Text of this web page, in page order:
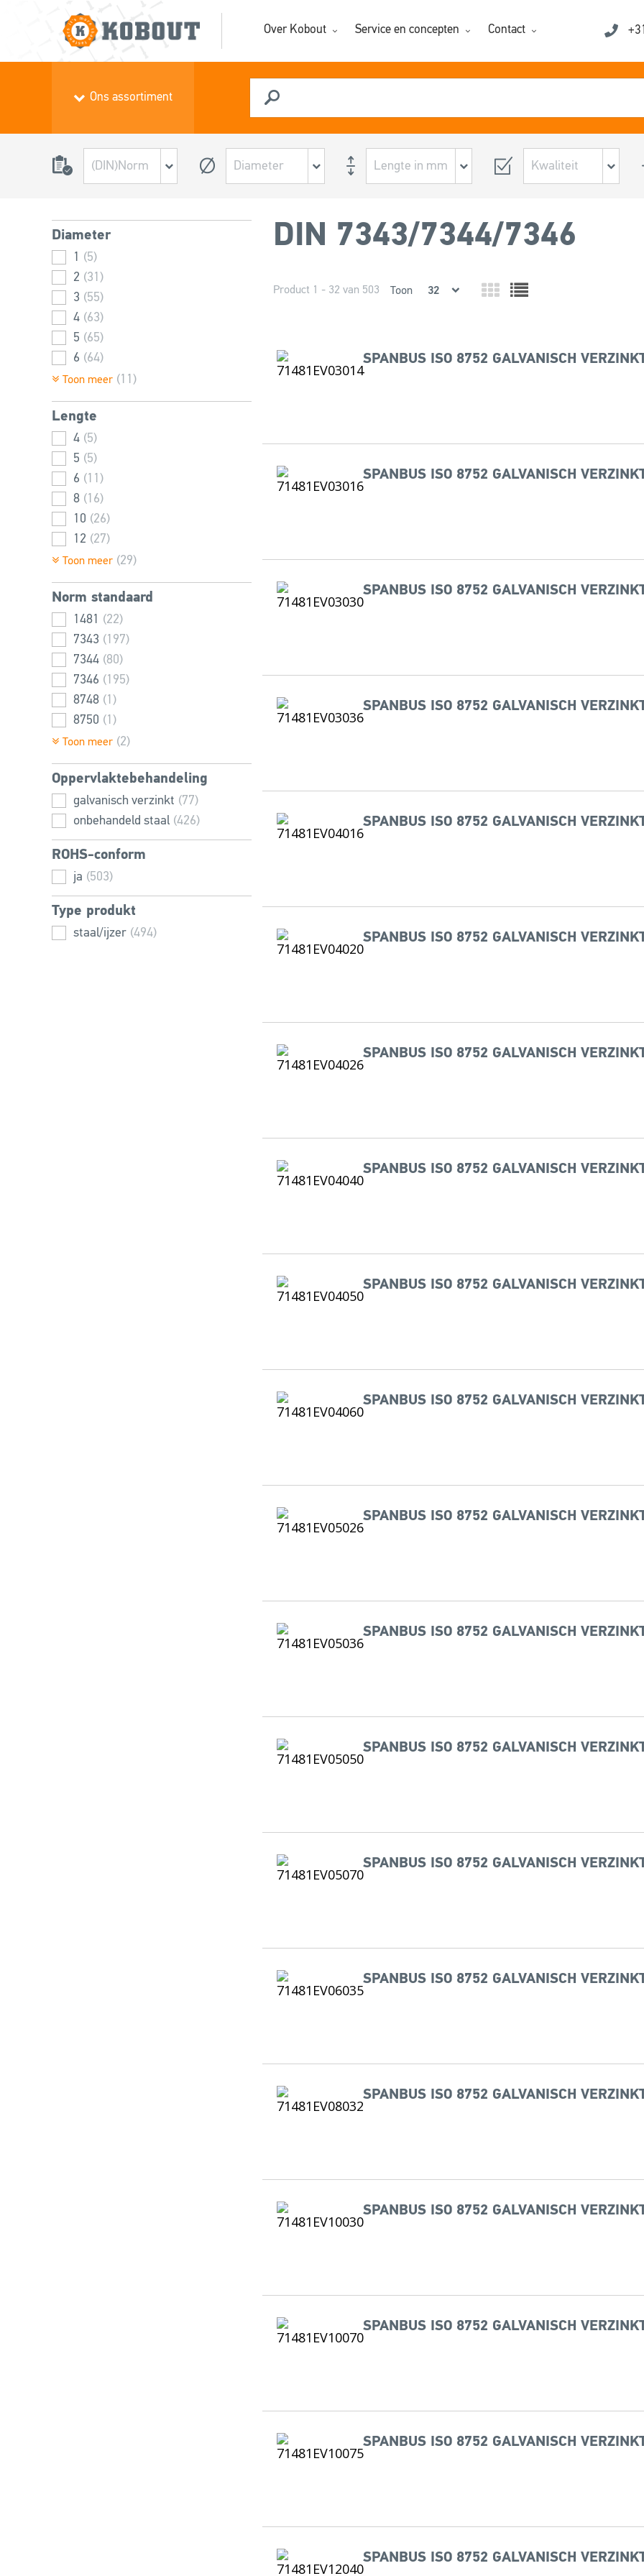
Over Kobout Service en concepten Contact
Ons assortiment
Diameter
1
(5)
2 (31)
3 (55)
4 (63)
5 (65)
6 (64)
8 (45)
10 (40)
12 (34)
13 (15)
14 (5)
16
(31)
2,5 (27)
1,5
(15)
21 (5)
25 (3)
Toon meer (11)
Lengte
4 (5)
5 (5)
6 (11)
8 (16)
10 (26)
12 (27)
14 (23)
16 (31)
18 (18)
20 (30)
22 (18)
24 (28)
26 (19)
28 (19)
30 (30)
32 (20)
35 (12)
36 (12)
40 (25)
45 (12)
50 (25)
55
(4)
60
(18)
(1)
Toon meer (29)
Norm standaard
1481
(22)
7343 (197)
7344 (80)
7346 (195)
8748 (1)
8750 (1)
13337 (7)
Toon meer (2)
Oppervlaktebehandeling
galvanisch verzinkt (77)
onbehandeld staal (426)
ROHS-conform
ja (503)
Type produkt
staal/ijzer (494)
DIN 7343/7344/7346
Product 1 - 32 van 503 Toon
SPANBUS ISO 8752 GALVANISCH
SPANBUS ISO 8752 GALVANISCH
SPANBUS ISO 8752 GALVANISCH
SPANBUS ISO 8752 GALVANISCH
SPANBUS ISO 8752 GALVANISCH
SPANBUS ISO 8752 GALVANISCH
SPANBUS ISO 8752 GALVANISCH
SPANBUS ISO 8752 GALVANISCH
SPANBUS ISO 8752 GALVANISCH
SPANBUS ISO 8752 GALVANISCH
SPANBUS ISO 8752 GALVANISCH
SPANBUS ISO 8752 GALVANISCH
SPANBUS ISO 8752 GALVANISCH
SPANBUS ISO 8752 GALVANISCH
SPANBUS ISO 8752 GALVANISCH
SPANBUS ISO 8752 GALVANISCH
SPANBUS ISO 8752 GALVANISCH
SPANBUS ISO 8752 GALVANISCH
SPANBUS ISO 8752 GALVANISCH
SPANBUS ISO 8752 GALVANISCH